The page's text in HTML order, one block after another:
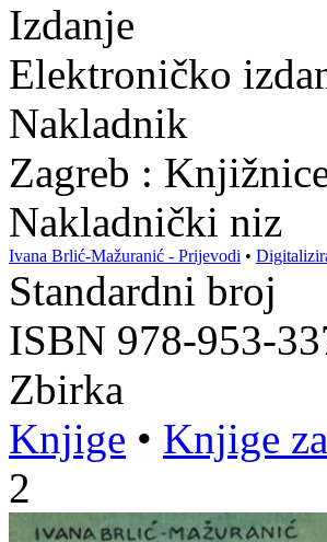
Izdanje
Elektroničko
Nakladnik
Zagreb :
Nakladnički niz
Ivana Brlić-Mažuranić - Prijevodi •
Standardni broj
ISBN 978-953-
Zbirka
Knjige • Knjige
2